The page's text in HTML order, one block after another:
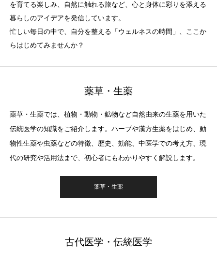
を育てる楽しみ、自然に触れる旅など、心と身体に彩りを添える
暮らしのアイデアを発信しています。
忙しい毎日の中で、自分を整える「ウェルネスの時間」、ここか
らはじめてみませんか？
薬草・生薬
薬草・生薬では、植物・動物・鉱物など自然由来の生薬を用いた
伝統医学の知識をご紹介します。ハーブや漢方生薬をはじめ、動
物性生薬や虫薬などの特徴、歴史、効能、中医学での考え方、現
代の研究や活用法まで、初心者にもわかりやすく解説します。
薬草・生薬
古代医学・伝統医学